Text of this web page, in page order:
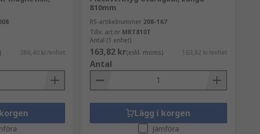
känsliga datordelar kan påverkas av
386,40 kr/enhet
810mm
RS-artikelnummer 208-167
Tillv. art.nr MRT810T
Antal (1 enhet)
163,82 kr(exkl. moms) 163,82 kr/enhet
Antal
Lägg i korgen
Jämföra